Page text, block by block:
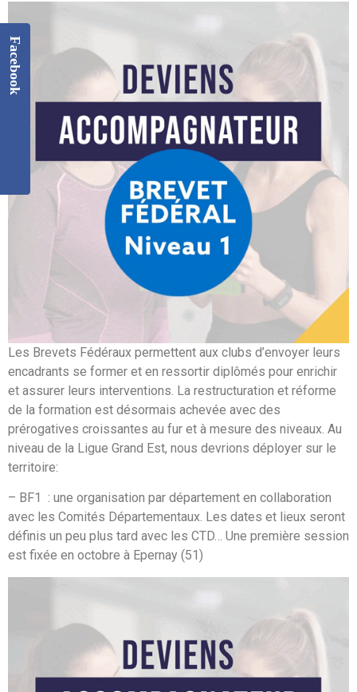
Les Brevets Fédéraux permettent aux clubs d’envoyer leurs
encadrants se former et en ressortir diplômés pour enrichir
et assurer leurs interventions. La restructuration et réforme
de la formation est désormais achevée avec des
prérogatives croissantes au fur et à mesure des niveaux. Au
niveau de la Ligue Grand Est, nous devrions déployer sur le
territoire:
– BF1 : une organisation par département en collaboration
avec les Comités Départementaux. Les dates et lieux seront
définis un peu plus tard avec les CTD… Une première session
est fixée en octobre à Epernay (51)
Facebook